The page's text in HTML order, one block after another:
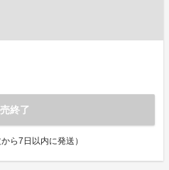
終了
ら7日以内に発送）